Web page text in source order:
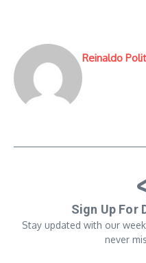
Reinaldo
Sign Up For
Stay updated with our
never